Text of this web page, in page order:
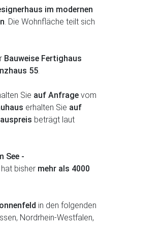
im modernen
. Die Wohnfläche teilt sich
Bauweise Fertighaus
55
Sie auf Anfrage vom
erhalten Sie auf
beträgt laut
See -
bisher mehr als 4000
in den folgenden
Nordrhein-Westfalen,